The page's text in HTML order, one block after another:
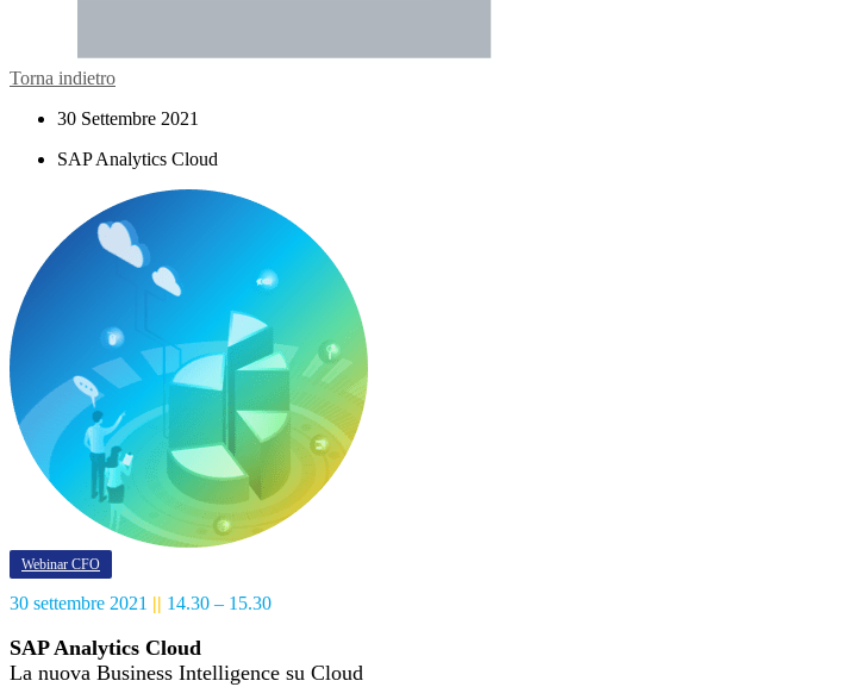
Torna indietro
30 Settembre 2021
SAP Analytics Cloud
Webinar CFO
30 settembre 2021 || 14.30 – 15.30
SAP Analytics Cloud
La nuova Business Intelligence su Cloud